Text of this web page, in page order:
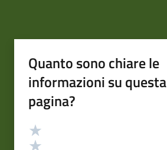
Quanto sono chiare le
informazioni su questa
pagina?
Valutazione